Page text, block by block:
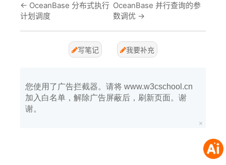
← OceanBase 分布式执行
计划调度
OceanBase 并行查询的参
数调优 →
写笔记 我要补充
您使用了广告拦截器。请将 www.w3cschool.cn
加入白名单，解除广告屏蔽后，刷新页面。谢
谢。